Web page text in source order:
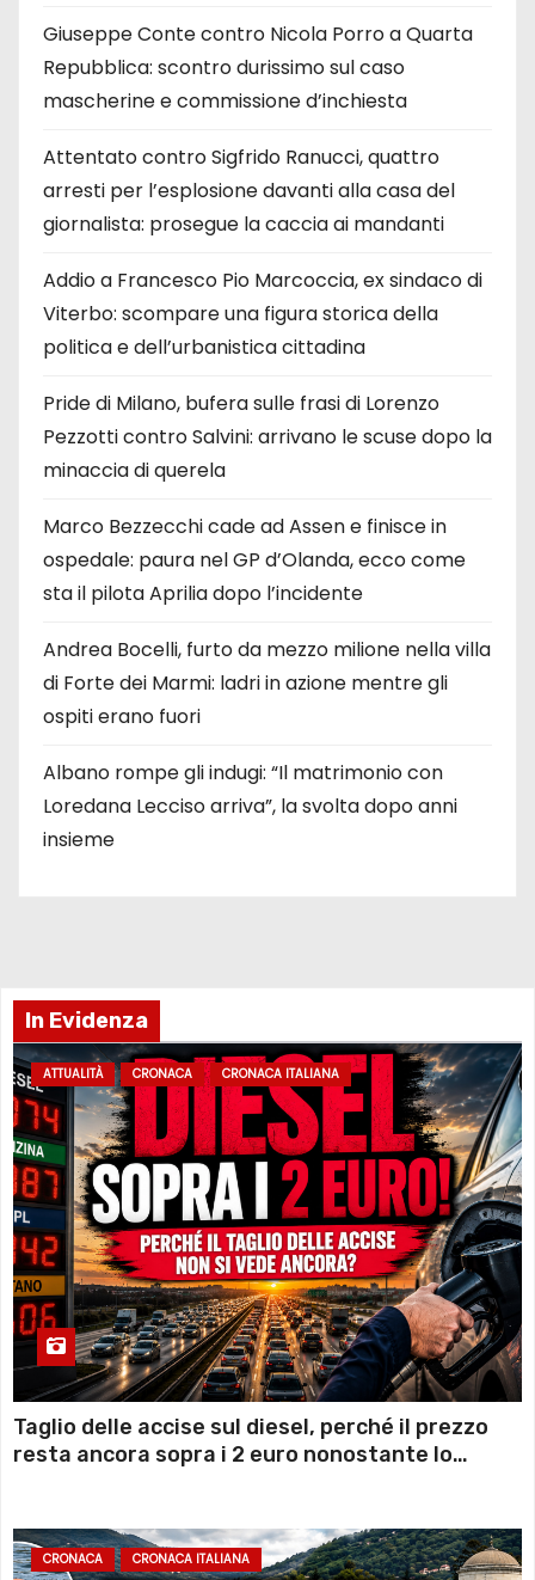
Giuseppe Conte contro Nicola Porro a Quarta
Repubblica: scontro durissimo sul caso
mascherine e commissione d’inchiesta
Attentato contro Sigfrido Ranucci, quattro
arresti per l’esplosione davanti alla casa del
giornalista: prosegue la caccia ai mandanti
Addio a Francesco Pio Marcoccia, ex sindaco di
Viterbo: scompare una figura storica della
politica e dell’urbanistica cittadina
Pride di Milano, bufera sulle frasi di Lorenzo
Pezzotti contro Salvini: arrivano le scuse dopo la
minaccia di querela
Marco Bezzecchi cade ad Assen e finisce in
ospedale: paura nel GP d’Olanda, ecco come
sta il pilota Aprilia dopo l’incidente
Andrea Bocelli, furto da mezzo milione nella villa
di Forte dei Marmi: ladri in azione mentre gli
ospiti erano fuori
Albano rompe gli indugi: “Il matrimonio con
Loredana Lecciso arriva”, la svolta dopo anni
insieme
In Evidenza
ATTUALITÀ CRONACA CRONACA ITALIANA
Taglio delle accise sul diesel, perché il prezzo
resta ancora sopra i 2 euro nonostante lo
CRONACA CRONACA ITALIANA